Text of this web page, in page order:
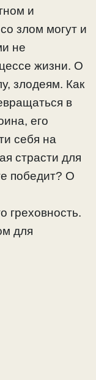
и
злом могут и
не
жизни. О
злодеям. Как
в
его
себя на
страсти для
победит? О
греховность.
для